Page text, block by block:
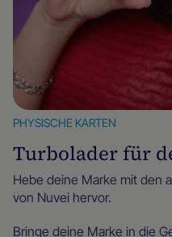
PHYSISCHE KARTEN
Turbolader für
Hebe deine Marke mit den
von Nuvei hervor.
Bringe deine Marke in die